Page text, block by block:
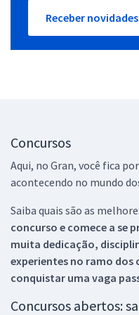
Receber novidades
Concursos
Aqui, no Gran, você fica
acontecendo no mundo
Saiba quais são as
concurso e comece a se
muita dedicação,
experientes no ramo dos
conquistar uma vaga
Concursos abertos: